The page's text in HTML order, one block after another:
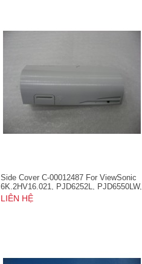
Side Cover C-00012487 For ViewSonic
6K.2HV16.021, PJD6252L, PJD6550LW,
PJD6552LW, PJD7828HDL,
PJD7831HDL, PJD7836HDL
LIÊN HỆ